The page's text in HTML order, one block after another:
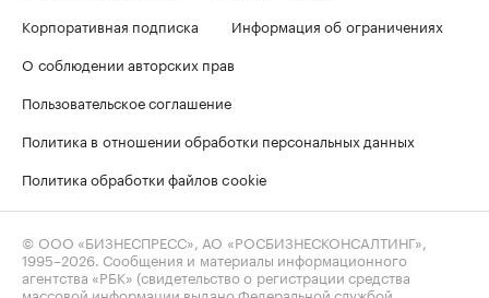
Корпоративная подписка
Информация об ограничениях
О соблюдении авторских прав
Пользовательское соглашение
Политика в отношении обработки персональных данных
Политика обработки файлов cookie
© ООО «БИЗНЕСПРЕСС», АО «РОСБИЗНЕСКОНСАЛТИНГ»,
1995–2026. Сообщения и материалы информационного
агентства «РБК» (свидетельство о регистрации средства